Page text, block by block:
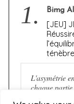
1. Bimg AI
[JEU]
L'asymétrie
chaque